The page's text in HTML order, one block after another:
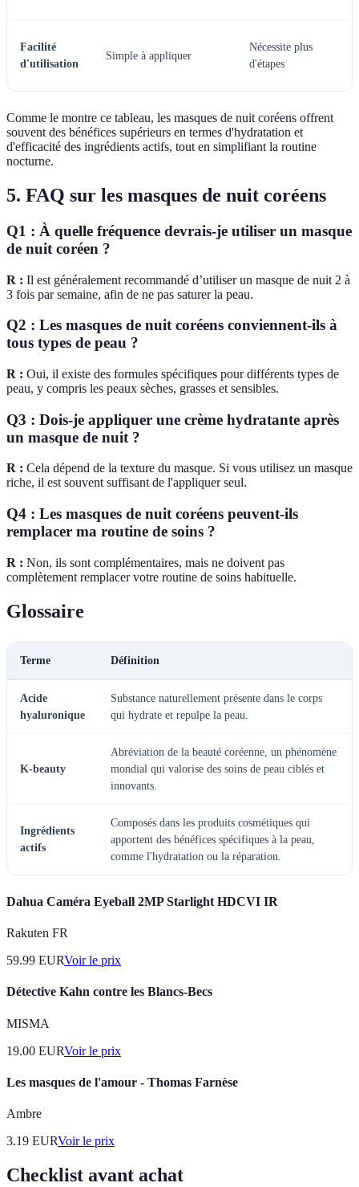
Facilité
d'utilisation
Simple à appliquer
Nécessite plus
d'étapes
Comme le montre ce tableau, les masques de nuit coréens offrent
souvent des bénéfices supérieurs en termes d'hydratation et
d'efficacité des ingrédients actifs, tout en simplifiant la routine
nocturne.
5. FAQ sur les masques de nuit coréens
Q1 : À quelle fréquence devrais-je utiliser un masque
de nuit coréen ?
R : Il est généralement recommandé d’utiliser un masque de nuit 2 à
3 fois par semaine, afin de ne pas saturer la peau.
Q2 : Les masques de nuit coréens conviennent-ils à
tous types de peau ?
R : Oui, il existe des formules spécifiques pour différents types de
peau, y compris les peaux sèches, grasses et sensibles.
Q3 : Dois-je appliquer une crème hydratante après
un masque de nuit ?
R : Cela dépend de la texture du masque. Si vous utilisez un masque
riche, il est souvent suffisant de l'appliquer seul.
Q4 : Les masques de nuit coréens peuvent-ils
remplacer ma routine de soins ?
R : Non, ils sont complémentaires, mais ne doivent pas
complètement remplacer votre routine de soins habituelle.
Glossaire
Terme Définition
Acide
hyaluronique
Substance naturellement présente dans le corps
qui hydrate et repulpe la peau.
K-beauty
Abréviation de la beauté coréenne, un phénomène
mondial qui valorise des soins de peau ciblés et
innovants.
Ingrédients
actifs
Composés dans les produits cosmétiques qui
apportent des bénéfices spécifiques à la peau,
comme l'hydratation ou la réparation.
Dahua Caméra Eyeball 2MP Starlight HDCVI IR
Rakuten FR
59.99 EURVoir le prix
Détective Kahn contre les Blancs-Becs
MISMA
19.00 EURVoir le prix
Les masques de l'amour - Thomas Farnèse
Ambre
3.19 EURVoir le prix
Checklist avant achat